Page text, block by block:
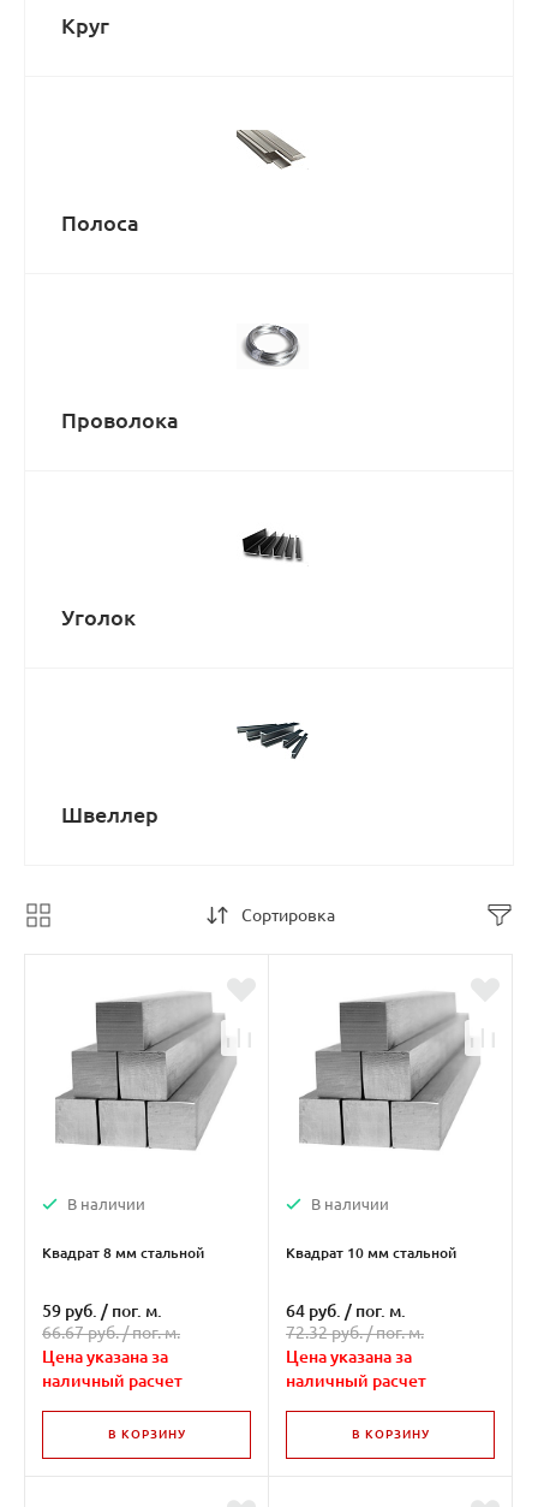
Круг
Полоса
Проволока
Уголок
Швеллер
Сортировка
В наличии
Квадрат 8 мм стальной
59 руб. / пог. м.
66.67 руб. /пог. м.
Цена указана за
наличный расчет
В КОРЗИНУ
В наличии
Квадрат 10 мм стальной
64 руб. / пог. м.
72.32 руб. /пог. м.
Цена указана за
наличный расчет
В КОРЗИНУ